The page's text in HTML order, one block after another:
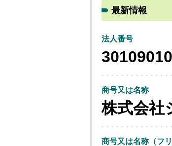
最新情報
法人番号
商号又は名称
株式会社
商号又は名称（フリ